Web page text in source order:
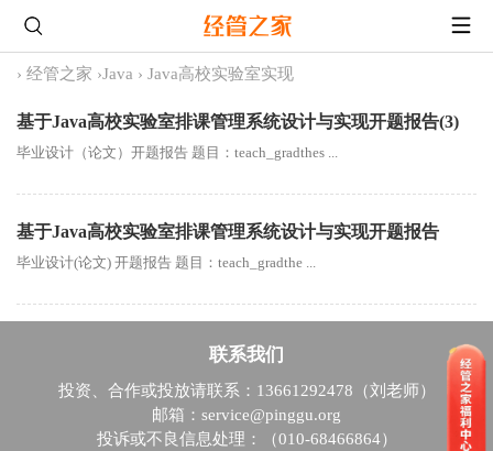
› 经管之家 ›Java › Java高校实验室实现
基于Java高校实验室排课管理系统设计与实现开题报告(3)
毕业设计（论文）开题报告 题目：teach_gradthes ...
基于Java高校实验室排课管理系统设计与实现开题报告
毕业设计(论文) 开题报告 题目：teach_gradthe ...
联系我们
投资、合作或投放请联系：13661292478（刘老师）
邮箱：service@pinggu.org
投诉或不良信息处理：（010-68466864）